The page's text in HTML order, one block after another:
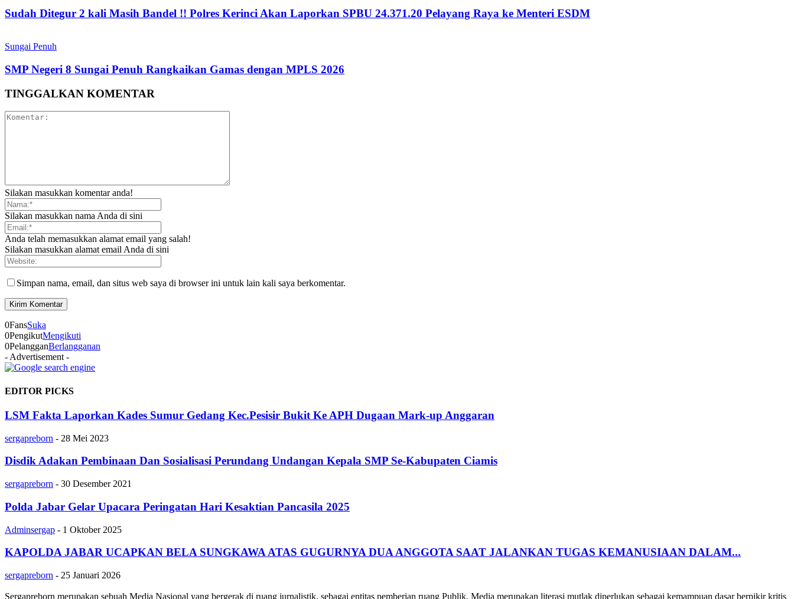
Sudah Ditegur 2 kali Masih Bandel !! Polres Kerinci Akan Laporkan SPBU 24.371.20 Pelayang Raya ke Menteri ESDM
Sungai Penuh
SMP Negeri 8 Sungai Penuh Rangkaikan Gamas dengan MPLS 2026
TINGGALKAN KOMENTAR
Silakan masukkan komentar anda!
Silakan masukkan nama Anda di sini
Anda telah memasukkan alamat email yang salah!
Silakan masukkan alamat email Anda di sini
Simpan nama, email, dan situs web saya di browser ini untuk lain kali saya berkomentar.
0FansSuka
0PengikutMengikuti
0PelangganBerlangganan
- Advertisement -
EDITOR PICKS
LSM Fakta Laporkan Kades Sumur Gedang Kec.Pesisir Bukit Ke APH Dugaan Mark-up Anggaran
sergapreborn - 28 Mei 2023
Disdik Adakan Pembinaan Dan Sosialisasi Perundang Undangan Kepala SMP Se-Kabupaten Ciamis
sergapreborn - 30 Desember 2021
Polda Jabar Gelar Upacara Peringatan Hari Kesaktian Pancasila 2025
Adminsergap - 1 Oktober 2025
KAPOLDA JABAR UCAPKAN BELA SUNGKAWA ATAS GUGURNYA DUA ANGGOTA SAAT JALANKAN TUGAS KEMANUSIAAN DALAM...
sergapreborn - 25 Januari 2026
Sergapreborn merupakan sebuah Media Nasional yang bergerak di ruang jurnalistik, sebagai entitas pemberian ruang Publik, Media merupakan literasi mutlak diperlukan sebagai kemampuan dasar berpikir kritis